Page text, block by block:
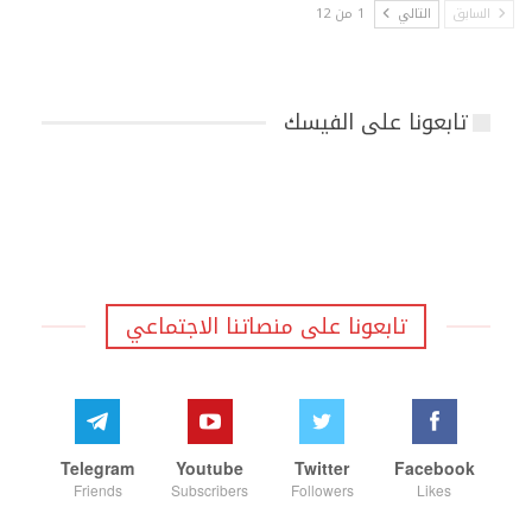
السابق التالي 1 من 12
تابعونا على الفيسك
تابعونا على منصاتنا الاجتماعي
Facebook
Likes
Twitter
Followers
Youtube
Subscribers
Telegram
Friends